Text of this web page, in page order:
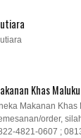
Khas Maluku
Makanan Khas
order,
4821-0607 ;